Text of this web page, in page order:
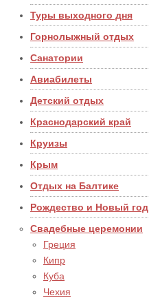
Туры выходного дня
Горнолыжный отдых
Санатории
Авиабилеты
Детский отдых
Краснодарский край
Круизы
Крым
Отдых на Балтике
Рождество и Новый год
Свадебные церемонии
Греция
Кипр
Куба
Чехия